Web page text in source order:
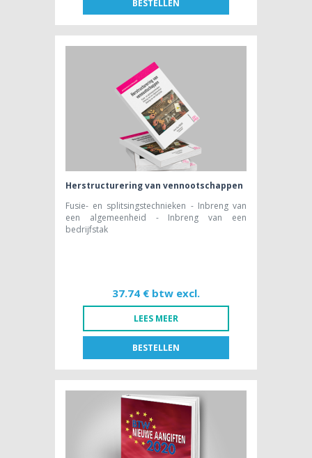
BESTELLEN
NL
Herstructurering van vennootschappen
Fusie- en splitsingstechnieken - Inbreng van
een algemeenheid - Inbreng van een
bedrijfstak
37.74 € btw excl.
LEES MEER
BESTELLEN
NL
37,74 € btw excl.